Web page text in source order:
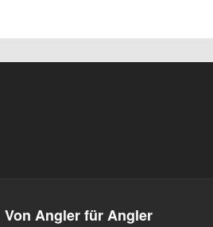
Von Angler für Angler